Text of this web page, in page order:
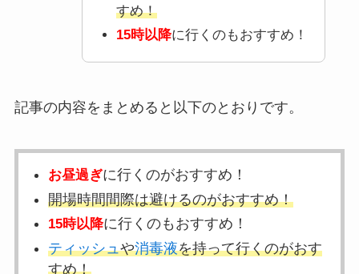
すめ！
15時以降に行くのもおすすめ！
記事の内容をまとめると以下のとおりです。
お昼過ぎに行くのがおすすめ！
開場時間間際は避けるのがおすすめ！
15時以降に行くのもおすすめ！
ティッシュや消毒液を持って行くのがおす
すめ！